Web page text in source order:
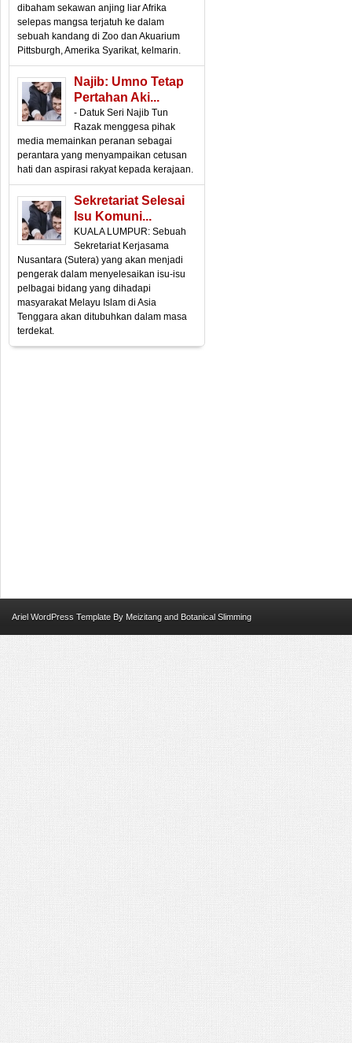
dibaham sekawan anjing liar Afrika
selepas mangsa terjatuh ke dalam
sebuah kandang di Zoo dan Akuarium
Pittsburgh, Amerika Syarikat, kelmarin.
Najib: Umno Tetap
Pertahan Aki...
- Datuk Seri Najib Tun
Razak menggesa pihak
media memainkan peranan sebagai
perantara yang menyampaikan cetusan
hati dan aspirasi rakyat kepada kerajaan.
Sekretariat Selesai
Isu Komuni...
KUALA LUMPUR: Sebuah
Sekretariat Kerjasama
Nusantara (Sutera) yang akan menjadi
pengerak dalam menyelesaikan isu-isu
pelbagai bidang yang dihadapi
masyarakat Melayu Islam di Asia
Tenggara akan ditubuhkan dalam masa
terdekat.
Ariel WordPress Template By Meizitang and Botanical Slimming